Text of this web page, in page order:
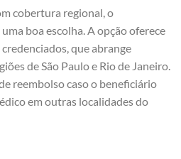
cobertura regional, o
boa escolha. A opção oferece
que abrange
de São Paulo e Rio de Janeiro.
reembolso caso o beneficiário
em outras localidades do